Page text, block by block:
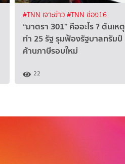
#TNN เจาะข่าว#TNN ช่อง16
“มาตรา 301” คืออะไร ? ต้นเหตุ
ทำ 25 รัฐ รุมฟ้องรัฐบาลทรัมป์
ค้านภาษีรอบใหม่
22